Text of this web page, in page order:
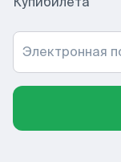
Электронная